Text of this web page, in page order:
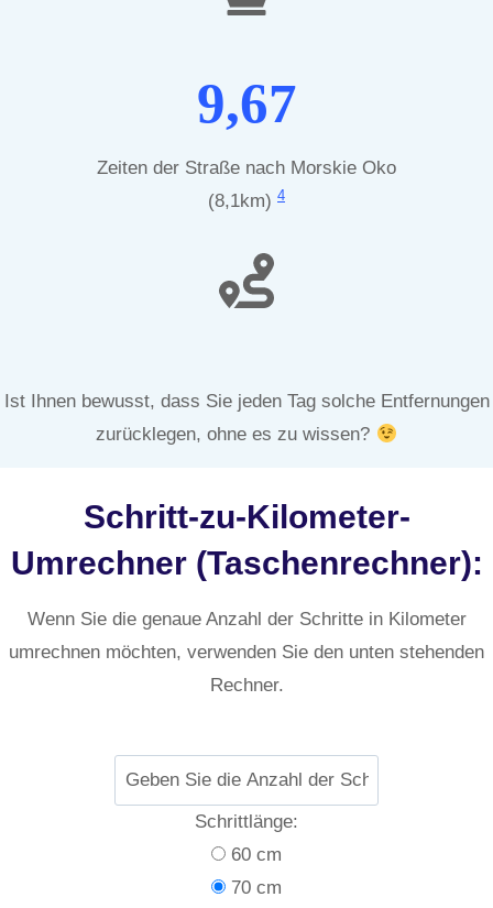
9,67
Zeiten der Straße nach Morskie Oko
(8,1km) 4
Ist Ihnen bewusst, dass Sie jeden Tag solche Entfernungen
zurücklegen, ohne es zu wissen?
Schritt-zu-Kilometer-
Umrechner (Taschenrechner):
Wenn Sie die genaue Anzahl der Schritte in Kilometer
umrechnen möchten, verwenden Sie den unten stehenden
Rechner.
Schrittlänge:
60 cm
70 cm